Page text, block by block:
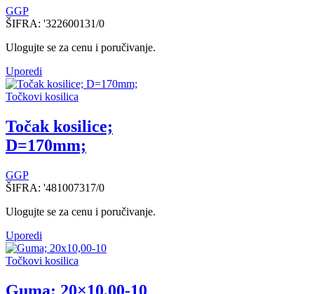
GGP
ŠIFRA: '322600131/0
Ulogujte se za cenu i poručivanje.
Uporedi
Točkovi kosilica
Točak kosilice;
D=170mm;
GGP
ŠIFRA: '481007317/0
Ulogujte se za cenu i poručivanje.
Uporedi
Točkovi kosilica